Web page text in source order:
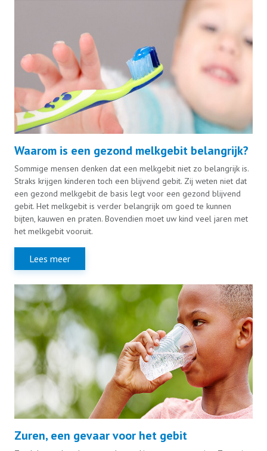
Waarom is een gezond melkgebit belangrijk?
Sommige mensen denken dat een melkgebit niet zo belangrijk is.
Straks krijgen kinderen toch een blijvend gebit. Zij weten niet dat
een gezond melkgebit de basis legt voor een gezond blijvend
gebit. Het melkgebit is verder belangrijk om goed te kunnen
bijten, kauwen en praten. Bovendien moet uw kind veel jaren met
het melkgebit vooruit.
Lees meer
Zuren, een gevaar voor het gebit